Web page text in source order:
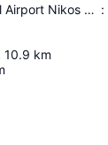
Heraklion International Airport Nikos Kazantzakis :
10.9 km